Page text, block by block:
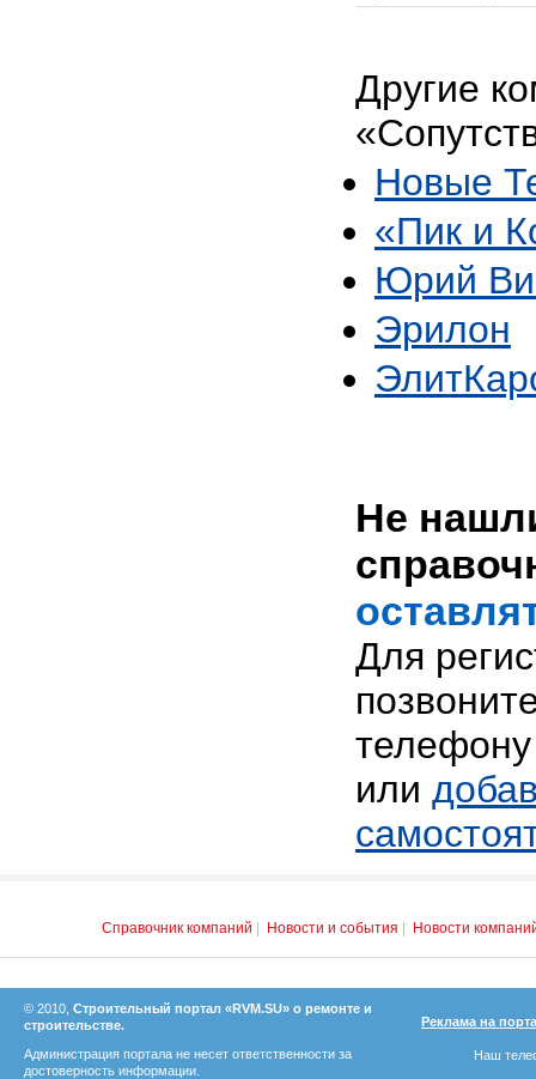
Другие
Новые
«Пик и
Юрий
Эрилон
Не
Для
или
Справочник компаний Новости и события Новости
© 2010, Строительный портал «RVM.SU» о ремонте и
строительстве.
Администрация портала не несет ответственности за
достоверность информации.
Реклама на
Наш